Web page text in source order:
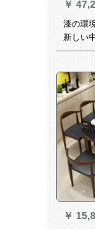
￥
漆の環
新しい
書斎の
の厚い
ーブル
い家具
ブルと
ブルの
子を浸
￥